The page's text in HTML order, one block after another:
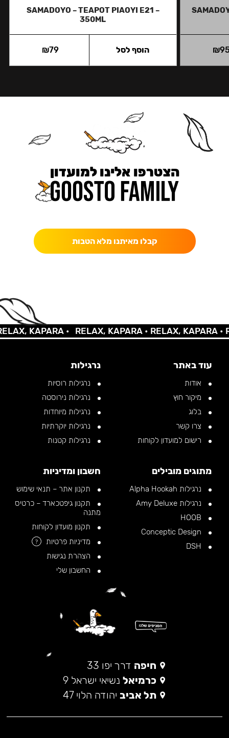
₪
SAMADOYO – TEAPOT PIAOYI E21 –
350ML
₪79 הוסף לסל
הצטרפו אלינו למועדון
קבלו מאיתנו מלא הטבות
KAPARA • RELAX, KAPARA •RELAX, KAPARA •
עוד באתר
אודות
מיקור חוץ
בלוג
צרו קשר
רישום למועדון לקוחות
נרגילות
נרגילות רוסיות
נרגילות נירוסטה
נרגילות מיוחדות
נרגילות יוקרתיות
נרגילות קטנות
מתוגים מובילים
נרגילות Alpha Hookah
נרגילות Amy Deluxe
חשבון ומדיניות
תקנון אתר – תנאי שימוש
תקנון גיפטכארד – כרטיס
מתנה
תקנון מועדון לקוחות
מדיניות פרטיות
?
הצהרת נגישות
החשבון שלי
חיפה דרך יפו 33
כרמיאל נשיאי ישראל 9
תל אביב יהודה הלוי 47